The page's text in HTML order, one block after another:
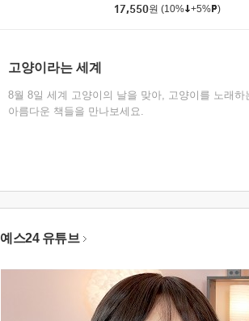
17,550원 (10% +5% )
고양이라는 세계
8월 8일 세계 고양이의 날을 맞아, 고양이를 노래하
아름다운 책들을 만나보세요.
예스24 유튜브